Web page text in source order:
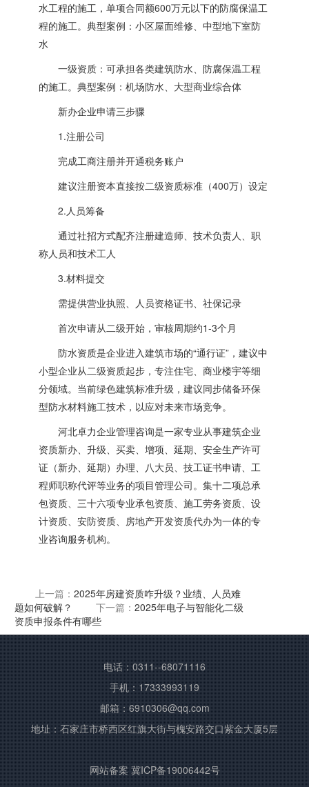
水工程的施工，单项合同额600万元以下的防腐保温工
程的施工。典型案例：小区屋面维修、中型地下室防
水
一级资质：可承担各类建筑防水、防腐保温工程
的施工。典型案例：机场防水、大型商业综合体
新办企业申请三步骤
1.注册公司
完成工商注册并开通税务账户
建议注册资本直接按二级资质标准（400万）设定
2.人员筹备
通过社招方式配齐注册建造师、技术负责人、职
称人员和技术工人
3.材料提交
需提供营业执照、人员资格证书、社保记录
首次申请从二级开始，审核周期约1-3个月
防水资质是企业进入建筑市场的“通行证”，建议中
小型企业从二级资质起步，专注住宅、商业楼宇等细
分领域。当前绿色建筑标准升级，建议同步储备环保
型防水材料施工技术，以应对未来市场竞争。
河北卓力企业管理咨询是一家专业从事建筑企业
资质新办、升级、买卖、增项、延期、安全生产许可
证（新办、延期）办理、八大员、技工证书申请、工
程师职称代评等业务的项目管理公司。集十二项总承
包资质、三十六项专业承包资质、施工劳务资质、设
计资质、安防资质、房地产开发资质代办为一体的专
业咨询服务机构。
上一篇：2025年房建资质咋升级？业绩、人员难
题如何破解？
下一篇：2025年电子与智能化二级
资质申报条件有哪些
电话：0311--68071116
手机：17333993119
邮箱：6910306@qq.com
地址：石家庄市桥西区红旗大街与槐安路交口紫金大厦5层
网站备案冀ICP备19006442号